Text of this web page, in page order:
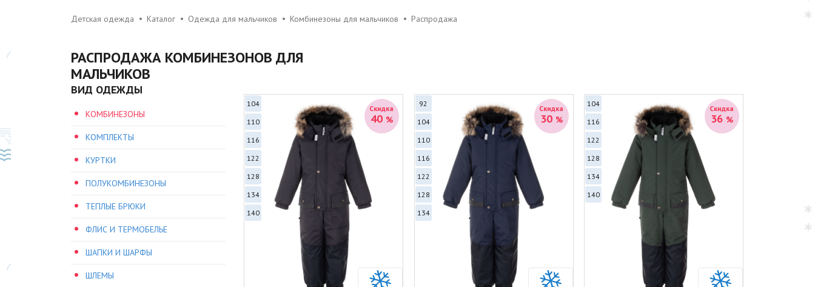
Детская одежда Каталог Одежда для мальчиков Комбинезоны для мальчиков Распродажа
РАСПРОДАЖА КОМБИНЕЗОНОВ ДЛЯ
МАЛЬЧИКОВ
ВИД ОДЕЖДЫ
КОМБИНЕЗОНЫ
КОМПЛЕКТЫ
КУРТКИ
ПОЛУКОМБИНЕЗОНЫ
ТЕПЛЫЕ БРЮКИ
ФЛИС И ТЕРМОБЕЛЬЕ
ШАПКИ И ШАРФЫ
ШЛЕМЫ
Скидка
40 %
104
110
116
122
128
134
140
Скидка
30 %
92
104
110
116
122
128
134
Скидка
36 %
104
116
122
128
134
140